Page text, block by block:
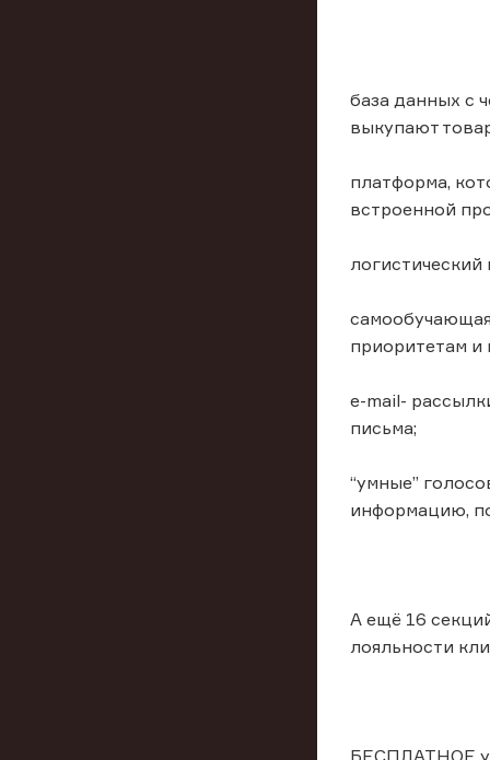
база данных с
выкупают
платформа,
встроенной
приоритетам
e-mail-
письма;
“умные”
информацию,
А ещё 16
лояльности
БЕСПЛАТНОЕ